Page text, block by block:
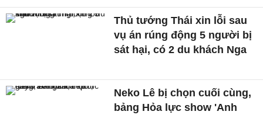
Thủ tướng Thái xin lỗi sau
vụ án rúng động 5 người bị
sát hại, có 2 du khách Nga
Neko Lê bị chọn cuối cùng,
bảng Hỏa lực show 'Anh